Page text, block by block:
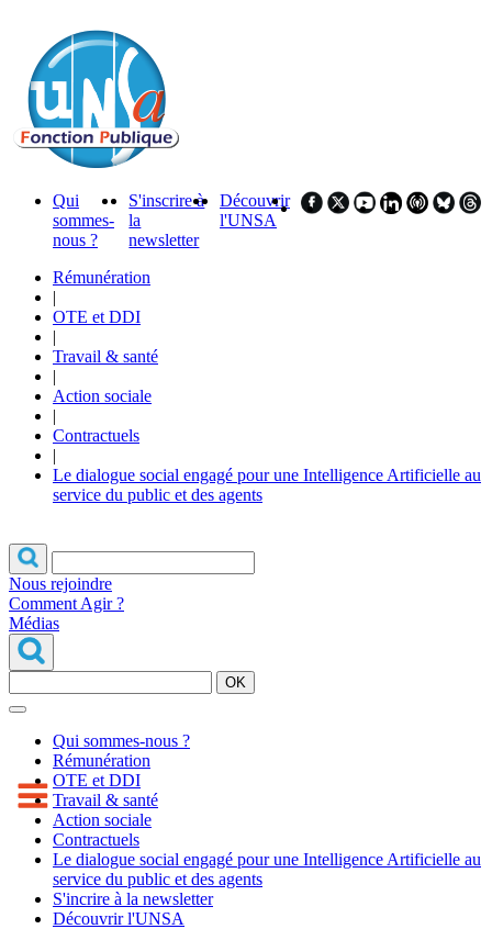
Qui
sommes-
nous ?
S'inscrire à
la
newsletter
Découvrir
l'UNSA
Rémunération
|
OTE et DDI
|
Travail & santé
|
Action sociale
|
Contractuels
|
Le dialogue social engagé pour une Intelligence Artificielle au
service du public et des agents
Nous rejoindre
Comment Agir ?
Médias
OK
Qui sommes-nous ?
Rémunération
OTE et DDI
Travail & santé
Action sociale
Contractuels
Le dialogue social engagé pour une Intelligence Artificielle au
service du public et des agents
S'incrire à la newsletter
Découvrir l'UNSA